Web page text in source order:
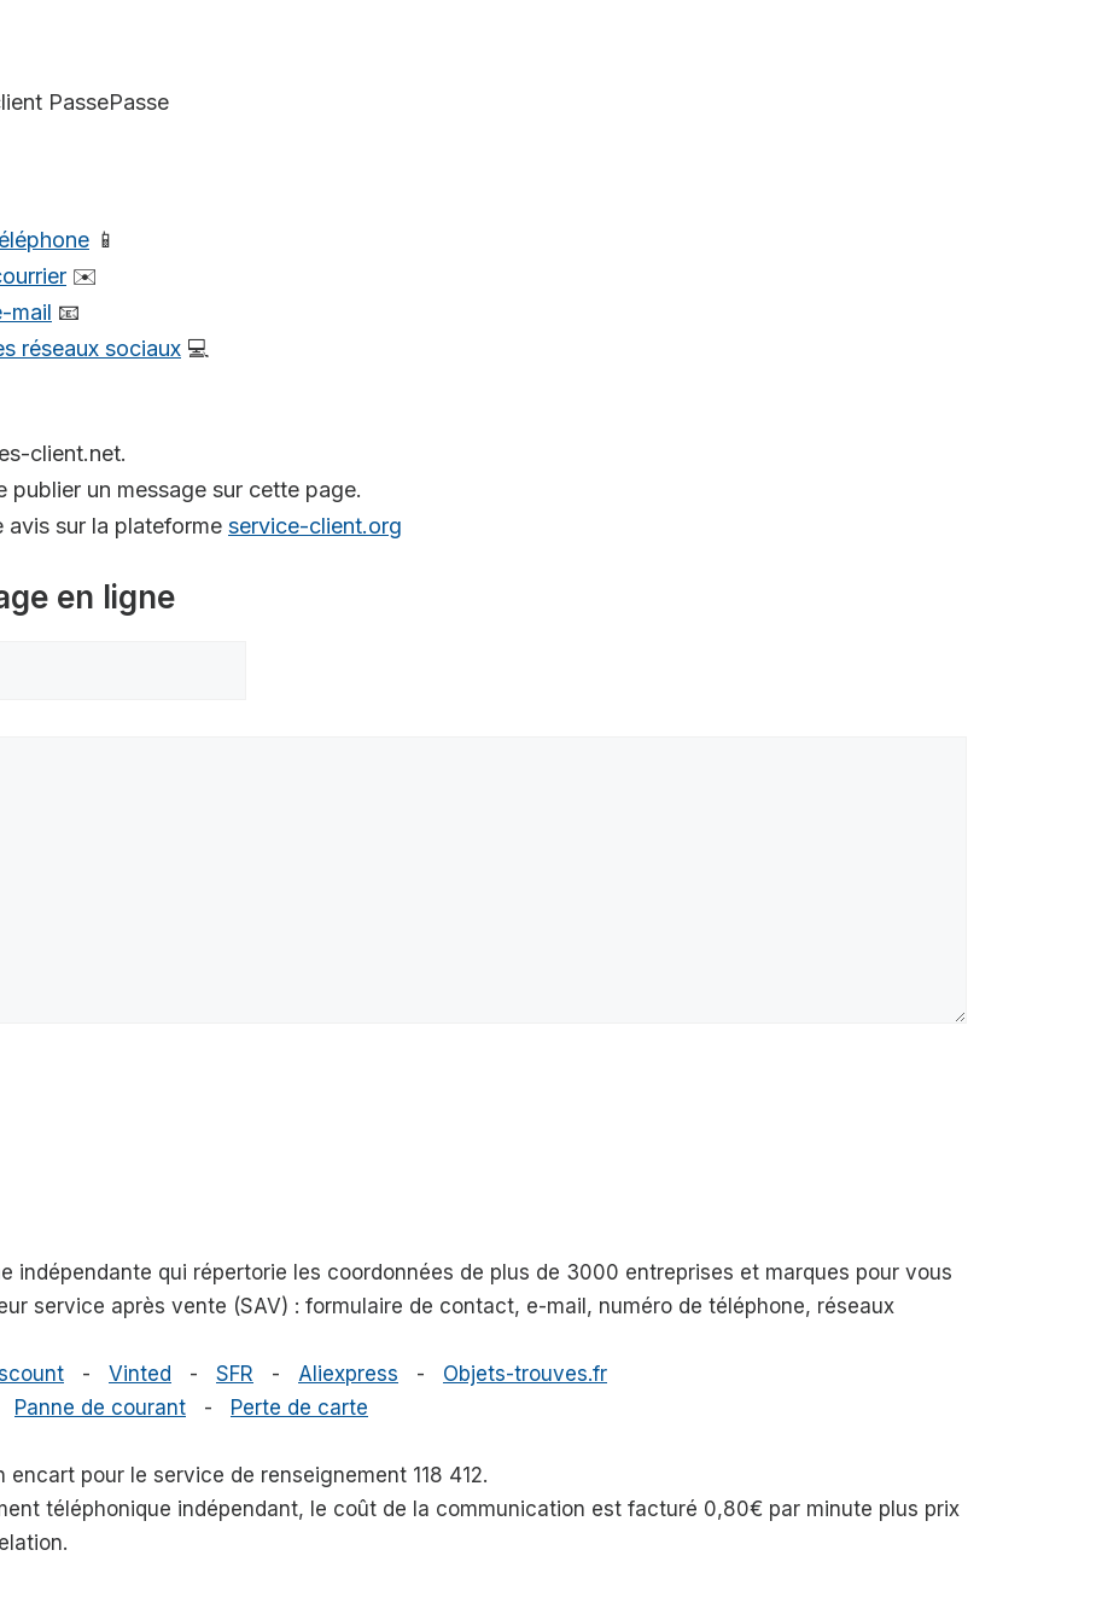
PassePasse
📱
✉️
mail 📧
réseaux sociaux 💻
client.net.
un message sur cette page.
sur la plateforme service-client.org
en ligne
indépendante qui répertorie les coordonnées de plus de 3000 entreprises et marques pour vous
service après vente (SAV) : formulaire de contact, e-mail, numéro de téléphone, réseaux
- Vinted - SFR - Aliexpress - Objets-trouves.fr
Panne de courant - Perte de carte
pour le service de renseignement 118 412.
téléphonique indépendant, le coût de la communication est facturé 0,80€ par minute plus prix